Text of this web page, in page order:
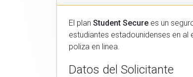
El plan Student Secure es un seguro
estudiantes estadounidenses en al extranjero. Por favor, introduzca sus datos a continuacion para recibir un
poliza en linea.
Datos del Solicitante